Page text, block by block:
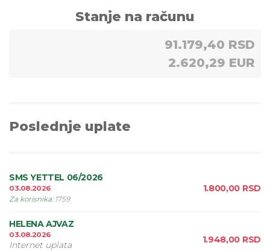
Stanje na računu
91.179,40 RSD
2.620,29 EUR
Poslednje uplate
SMS YETTEL 06/2026
03.08.2026
Za korisnika: 1759
1.800,00 RSD
HELENA AJVAZ
03.08.2026
Internet uplata 1.948,00 RSD